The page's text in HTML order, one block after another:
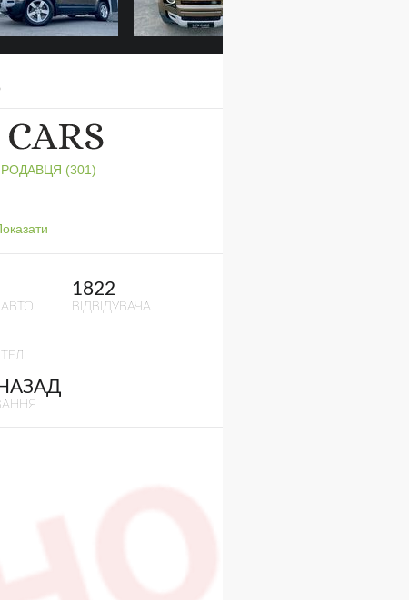
(301)
АВТО
1822
ВІДВІДУВАЧА